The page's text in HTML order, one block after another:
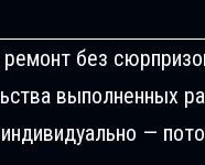
без
выполненных
—